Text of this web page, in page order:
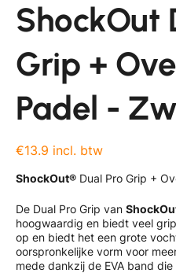
ShockOut
Grip +
Padel -
€13.9 incl. btw
ShockOut® Dual Pro Grip +
De Dual Pro Grip van
hoogwaardig en biedt veel
op en biedt het een grote
oorspronkelijke vorm voor
mede dankzij de EVA band